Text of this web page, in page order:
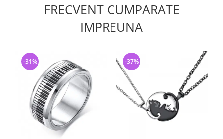
FRECVENT CUMPARATE
IMPREUNA
-31% -37%